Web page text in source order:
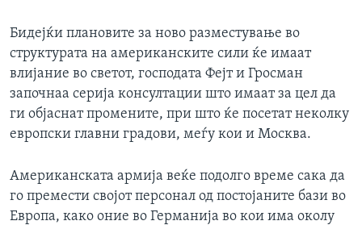
Бидејќи плановите за ново разместување во
структурата на американските сили ќе имаат
влијание во светот, господата Фејт и Гросман
започнаа серија консултации што имаат за цел да
ги објаснат промените, при што ќе посетат неколку
европски главни градови, меѓу кои и Москва.
Американската армија веќе подолго време сака да
го премести својот персонал од постојаните бази во
Европа, како оние во Германија во кои има околу